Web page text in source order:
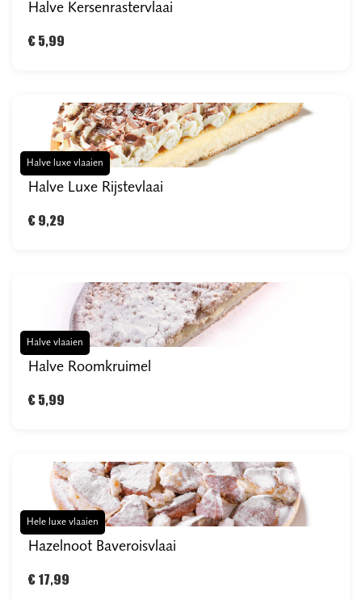
Halve Kersenrastervlaai
€ 5,99
Halve luxe vlaaien
Halve Luxe Rijstevlaai
€ 9,29
Halve vlaaien
Halve Roomkruimel
€ 5,99
Hele luxe vlaaien
Hazelnoot Baveroisvlaai
€ 17,99